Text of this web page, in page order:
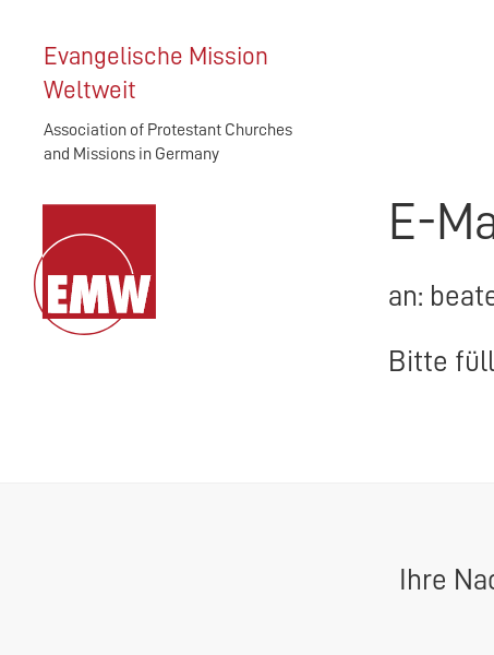
Evangelische Mission
Weltweit
Association of Protestant Churches
and Missions in Germany
E-
an:
Bitte
Ihre